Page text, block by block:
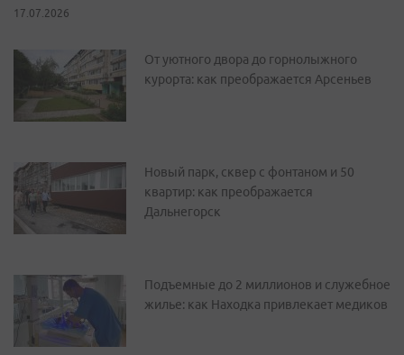
17.07.2026
От уютного двора до горнолыжного
курорта: как преображается Арсеньев
Новый парк, сквер с фонтаном и 50
квартир: как преображается
Дальнегорск
Подъемные до 2 миллионов и служебное
жилье: как Находка привлекает медиков